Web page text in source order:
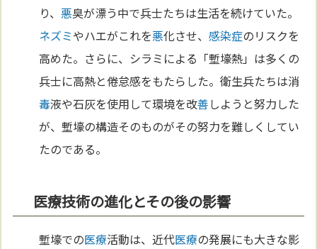
り、悪臭が漂う中で兵士たちは生活を続けていた。
ネズミやハエがこれを悪化させ、感染症のリスクを
高めた。さらに、シラミによる「塹壕熱」は多くの
兵士に高熱と倦怠感をもたらした。衛生兵たちは消
毒液や石灰を使用して環境を改善しようと努力した
が、塹壕の構造そのものがその努力を難しくしてい
たのである。
医療技術の進化とその後の影響
塹壕での医療活動は、近代医療の発展にも大きな影